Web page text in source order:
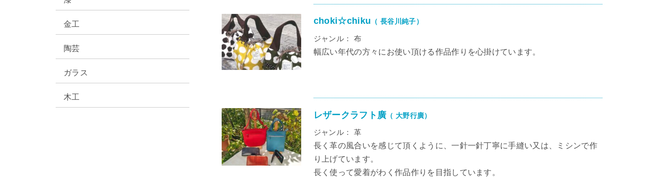
choki☆chiku （ 長谷川純子）
ジャンル： 布
幅広い年代の方々にお使い頂ける作品作りを心掛けています。
レザークラフト廣 （ 大野行廣）
ジャンル： 革
長く革の風合いを感じて頂くように、一針一針丁寧に手縫い又は、ミシンで作
り上げています。
長く使って愛着がわく作品作りを目指しています。
金工
陶芸
ガラス
木工